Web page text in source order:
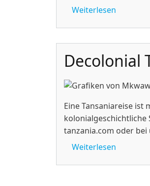
Weiterlesen
Decolonial
Eine Tansaniareise
kolonialgeschichtliche
tanzania.com oder bei
Weiterlesen